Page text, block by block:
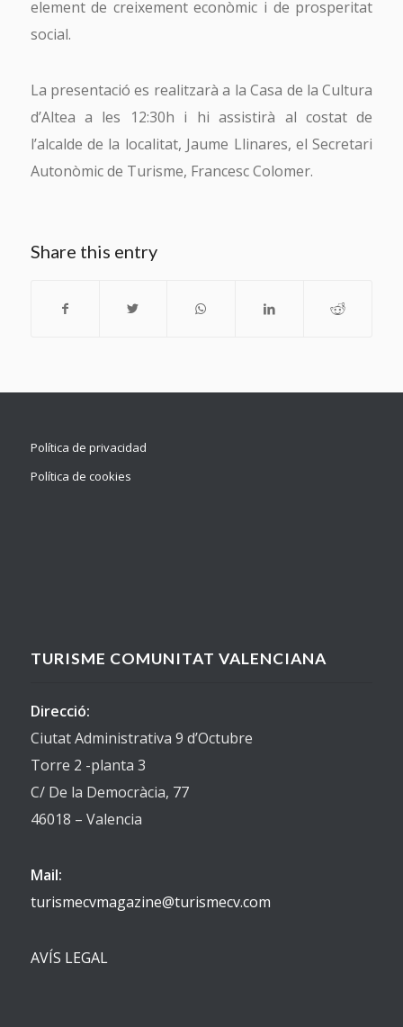
element de creixement econòmic i de prosperitat
social.
La presentació es realitzarà a la Casa de la Cultura
d’Altea a les 12:30h i hi assistirà al costat de
l’alcalde de la localitat, Jaume Llinares, el Secretari
Autonòmic de Turisme, Francesc Colomer.
Share this entry
Política de privacidad
Política de cookies
TURISME COMUNITAT VALENCIANA
Direcció:
Ciutat Administrativa 9 d’Octubre
Torre 2 -planta 3
C/ De la Democràcia, 77
46018 – Valencia
Mail:
turismecvmagazine@turismecv.com
AVÍS LEGAL